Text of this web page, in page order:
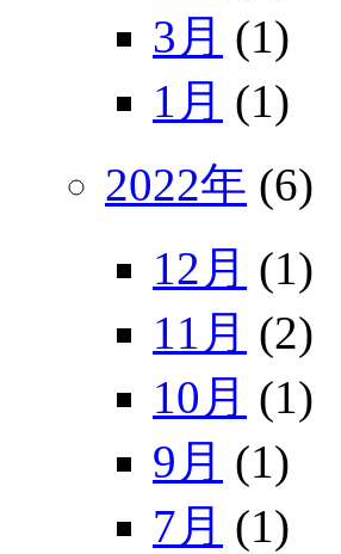
3月 (1)
1月 (1)
2022年 (6)
12月 (1)
11月 (2)
10月 (1)
9月 (1)
7月 (1)